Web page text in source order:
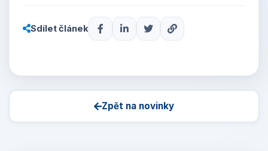
Sdílet článek
Zpět na novinky